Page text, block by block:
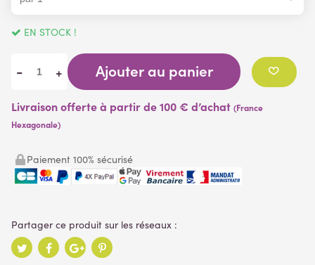
EN STOCK !
- + Ajouter au panier
Livraison offerte à partir de 100 € d’achat (France
Hexagonale)
Paiement 100% sécurisé